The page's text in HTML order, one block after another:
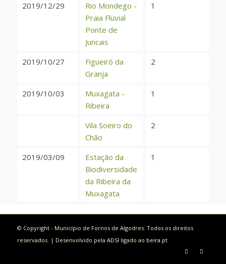
2019/12/29
Rio Mondego -
Praia Fluvial
Ponte de
Juncais
1
2019/10/27
Figueiró da
Granja
2
2019/10/03
Muxagata -
Ribeira
1
Vila Soeiro do
Chão
2
2019/03/09
Estação da
Biodiversidade
da Ribeira da
Muxagata
1
© Copyright - Município de Fornos de Algodres. Todos os direitos
reservados. | Desenvolvido pela ADSI ligado ao beira.pt